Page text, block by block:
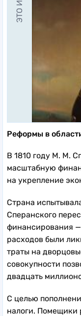
Реформы в
В 1810 году М. М.
масштабную
на укрепление
Страна
Сперанского
финансирования
расходов были
траты на
совокупности
двадцать
С целью
налоги. Помещики